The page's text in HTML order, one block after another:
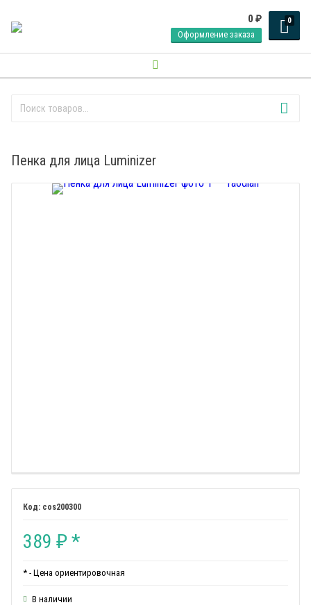
0
0 ₽
Оформление заказа
Пенка для лица Luminizer
cos200300
389 ₽*
* - Цена ориентировочная
В наличии